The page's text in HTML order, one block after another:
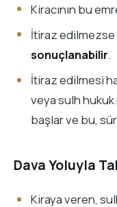
Kiracının bu
İtiraz edilmezse
sonuçlanabilir.
İtiraz edilmesi
veya sulh
başlar ve bu,
Dava Yoluyla
Kiraya veren,